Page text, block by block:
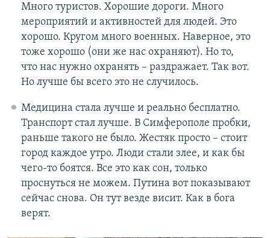
Много туристов. Хорошие дороги. Много
мероприятий и активностей для людей. Это
хорошо. Кругом много военных. Наверное, это
тоже хорошо (они же нас охраняют). Но то,
что нас нужно охранять – раздражает. Так вот.
Но лучше бы всего это не случилось.
Медицина стала лучше и реально бесплатно.
Транспорт стал лучше. В Симферополе пробки,
раньше такого не было. Жестяк просто – стоит
город каждое утро. Люди стали злее, и как бы
чего-то боятся. Все это как сон, только
проснуться не можем. Путина вот показывают
сейчас снова. Он тут везде висит. Как в бога
верят.